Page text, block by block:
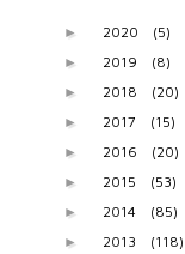
► 2020 (5)
► 2019 (8)
► 2018 (20)
► 2017 (15)
► 2016 (20)
► 2015 (53)
► 2014 (85)
► 2013 (118)